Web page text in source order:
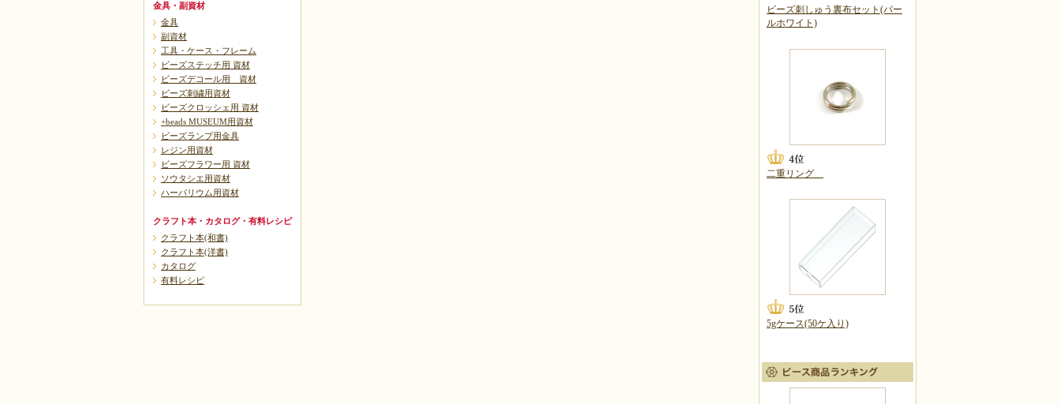
金具・副資材
金具
副資材
工具・ケース・フレーム
ビーズステッチ用 資材
ビーズデコール用 資材
ビーズ刺繍用資材
ビーズクロッシェ用 資材
+beads MUSEUM用資材
ビーズランプ用金具
レジン用資材
ビーズフラワー用 資材
ソウタシエ用資材
ハーバリウム用資材
クラフト本・カタログ・有料レシピ
クラフト本(和書)
クラフト本(洋書)
カタログ
有料レシピ
ビーズ刺しゅう裏布セット(パー
ルホワイト)
二重リング
5gケース(50ケ入り)